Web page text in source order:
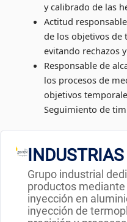
y calibrado de las
Actitud
de los objetivos de
evitando rechazos
Responsable de
los procesos de
objetivos
Seguimiento de
Grupo industrial
productos
inyección en
inyección de